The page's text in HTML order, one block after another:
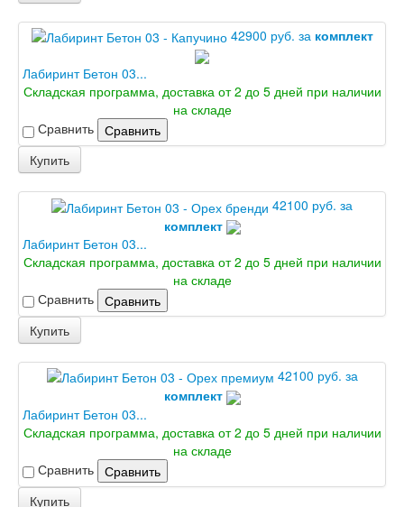
Коллекция дверей Некст
Коллекция дверей Техно
Двери Дворецкий
Шпон Дворецкий
Эмаль Дворецкий
Двери Про
Инвизибл Про
Двери межкомнатные ВФД
Атум ВФД
Атум Про ВФД
Бейсик ВФД
Винтер ВФД
Иннова ВФД
Классик Арт ВФД
Эмалекс ВФД
Фурнитура
Фурнитура Adden bau
Фурнитура Bussare
Фурнитура Vantage
Фурнитура для раздвижных дверей
Распродажа
Натяжные потолки
42900 руб. за комплект
Лабиринт Бетон 03...
Складская программа, доставка от 2 до 5 дней при наличии
на складе
Сравнить Сравнить
Купить
42100 руб. за
комплект
Лабиринт Бетон 03...
Складская программа, доставка от 2 до 5 дней при наличии
на складе
Сравнить Сравнить
Купить
42100 руб. за
комплект
Лабиринт Бетон 03...
Складская программа, доставка от 2 до 5 дней при наличии
на складе
Сравнить Сравнить
Купить